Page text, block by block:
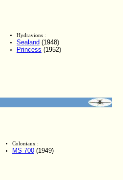
Hydravions :
Sealand (1948)
Princess (1952)
Coloniaux :
MS-700 (1949)